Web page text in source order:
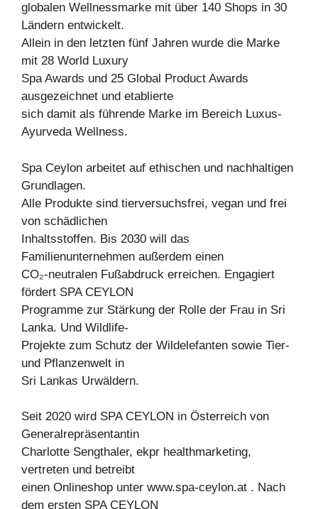
globalen Wellnessmarke mit über 140 Shops in 30
Ländern entwickelt.
Allein in den letzten fünf Jahren wurde die Marke
mit 28 World Luxury
Spa Awards und 25 Global Product Awards
ausgezeichnet und etablierte
sich damit als führende Marke im Bereich Luxus-
Ayurveda Wellness.
Spa Ceylon arbeitet auf ethischen und nachhaltigen
Grundlagen.
Alle Produkte sind tierversuchsfrei, vegan und frei
von schädlichen
Inhaltsstoffen. Bis 2030 will das
Familienunternehmen außerdem einen
CO₂-neutralen Fußabdruck erreichen. Engagiert
fördert SPA CEYLON
Programme zur Stärkung der Rolle der Frau in Sri
Lanka. Und Wildlife-
Projekte zum Schutz der Wildelefanten sowie Tier-
und Pflanzenwelt in
Sri Lankas Urwäldern.
Seit 2020 wird SPA CEYLON in Österreich von
Generalrepräsentantin
Charlotte Sengthaler, ekpr healthmarketing,
vertreten und betreibt
einen Onlineshop unter www.spa-ceylon.at . Nach
dem ersten SPA CEYLON